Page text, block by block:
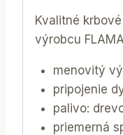
Kvalitné
výrobcu
menovitý
pripojenie
palivo:
priemerná